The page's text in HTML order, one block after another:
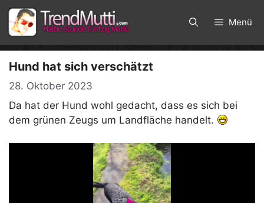
Zum
Inhalt
springen
Menü
Hund hat sich verschätzt
28. Oktober 2023
Da hat der Hund wohl gedacht, dass es sich bei
dem grünen Zeugs um Landfläche handelt.